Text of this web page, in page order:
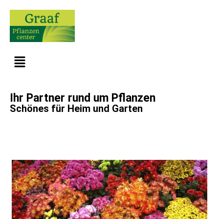
Ihr Partner rund um Pflanzen
Schönes für Heim und Garten